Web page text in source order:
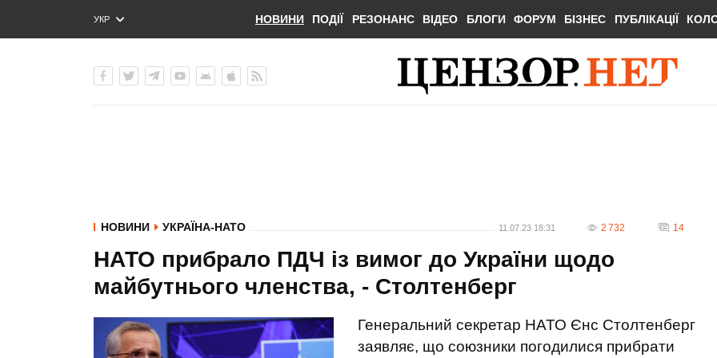
УКР
ENG
НОВИНИ ПОДІЇ РЕЗОНАНС ВІДЕО БЛОГИ ФОРУМ БІЗНЕС ПУБЛІКАЦІЇ
НОВИНИ УКРАЇНА-НАТО 11.07.23 18:31 2 732 14
НАТО прибрало ПДЧ із вимог до України щодо
майбутнього членства, - Столтенберг
Генеральний секретар НАТО Єнс Столтенберг
заявляє, що союзники погодилися прибрати